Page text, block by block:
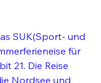
SUK(Sport- und
für
21. Die Reise
Nordsee und